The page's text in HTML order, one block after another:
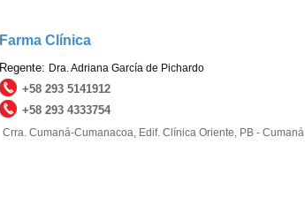
Farma Clínica
Regente: Dra. Adriana García de Pichardo
+58 293 5141912
+58 293 4333754
Crra. Cumaná-Cumanacoa, Edif. Clínica Oriente, PB - Cumaná